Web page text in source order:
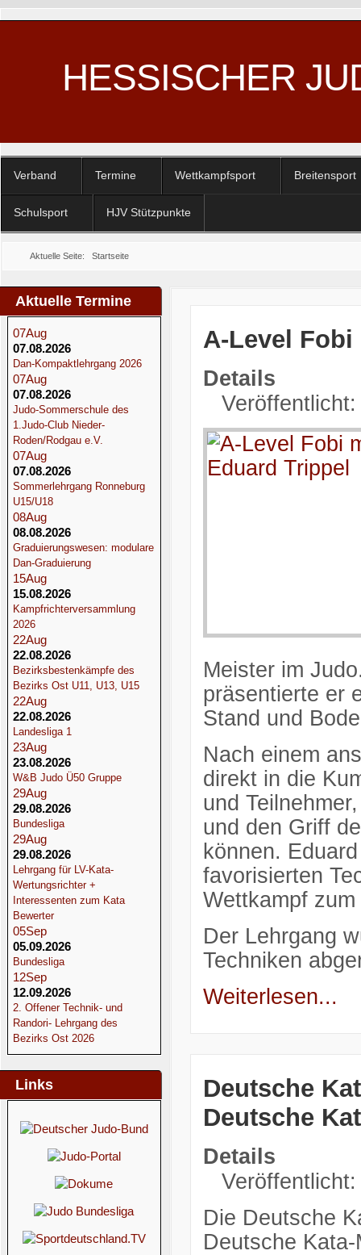
HESSISCHER
Verband Termine Wettkampfsport Breitensport
Schulsport HJV Stützpunkte
Aktuelle Seite: Startseite
Aktuelle Termine
07Aug
07.08.2026
Dan-Kompaktlehrgang 2026
07Aug
07.08.2026
Judo-Sommerschule des
1.Judo-Club Nieder-
Roden/Rodgau e.V.
07Aug
07.08.2026
Sommerlehrgang Ronneburg
U15/U18
08Aug
08.08.2026
Graduierungswesen: modulare
Dan-Graduierung
15Aug
15.08.2026
Kampfrichterversammlung
2026
22Aug
22.08.2026
Bezirksbestenkämpfe des
Bezirks Ost U11, U13, U15
22Aug
22.08.2026
Landesliga 1
23Aug
23.08.2026
W&B Judo Ü50 Gruppe
29Aug
29.08.2026
Bundesliga
29Aug
29.08.2026
Lehrgang für LV-Kata-
Wertungsrichter +
Interessenten zum Kata
Bewerter
05Sep
05.09.2026
Bundesliga
12Sep
12.09.2026
2. Offener Technik- und
Randori- Lehrgang des
Bezirks Ost 2026
Links
A-Level
Details
Meister im
präsentierte er
Stand und
Nach einem
direkt in die
und
und den Griff
können.
favorisierten
Wettkampf
Der Lehrgang
Techniken
Weiterlesen...
Deutsche
Deutsche
Details
Die Deutsche
Deutsche